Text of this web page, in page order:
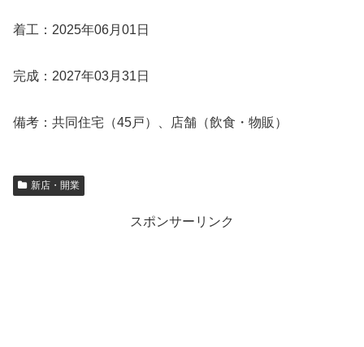
着工：2025年06月01日
完成：2027年03月31日
備考：共同住宅（45戸）、店舗（飲食・物販）
新店・開業
スポンサーリンク